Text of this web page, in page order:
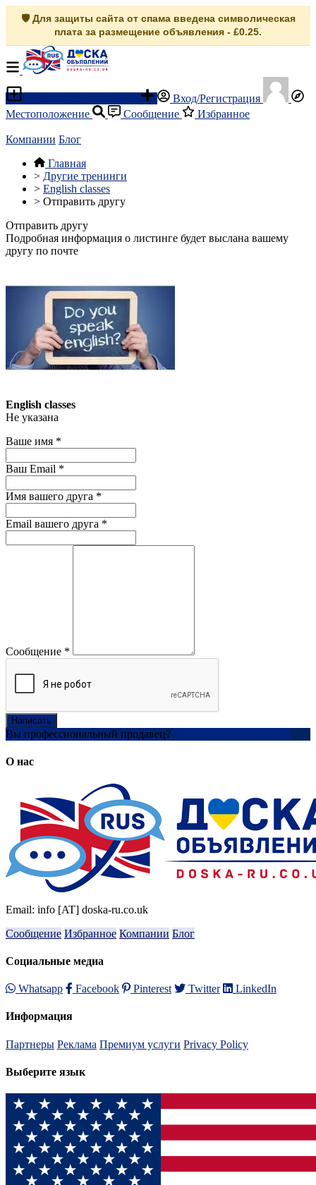
🛡️ Для защиты сайта от спама введена символическая
плата за размещение объявления - £0.25.
Вход/Регистрация
Местоположение
Сообщение Избранное
Компании Блог
Главная
> Другие тренинги
> English classes
> Отправить другу
Отправить другу
Подробная информация о листинге будет выслана вашему
другу по почте
English classes
Не указана
Ваше имя *
Ваш Email *
Имя вашего друга *
Email вашего друга *
Сообщение *
Написать
Вы профессиональный продавец?
О нас
Email: info [AT] doska-ru.co.uk
Сообщение Избранное Компании Блог
Социальные медиа
Whatsapp Facebook Pinterest Twitter LinkedIn
Информация
Партнеры Реклама Премиум услуги Privacy Policy
Выберите язык